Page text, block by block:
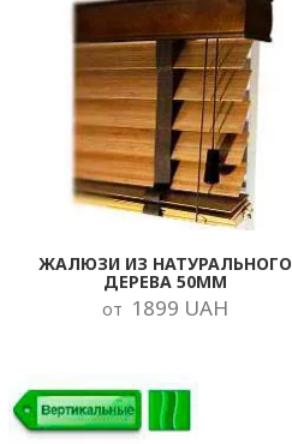
ЖАЛЮЗИ ИЗ НАТУРАЛЬНОГО
ДЕРЕВА 50ММ
от 1899 UAH